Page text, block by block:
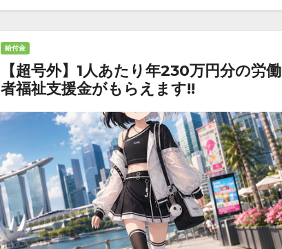
給付金
【超号外】1人あたり年230万円分の労働
者福祉支援金がもらえます!!